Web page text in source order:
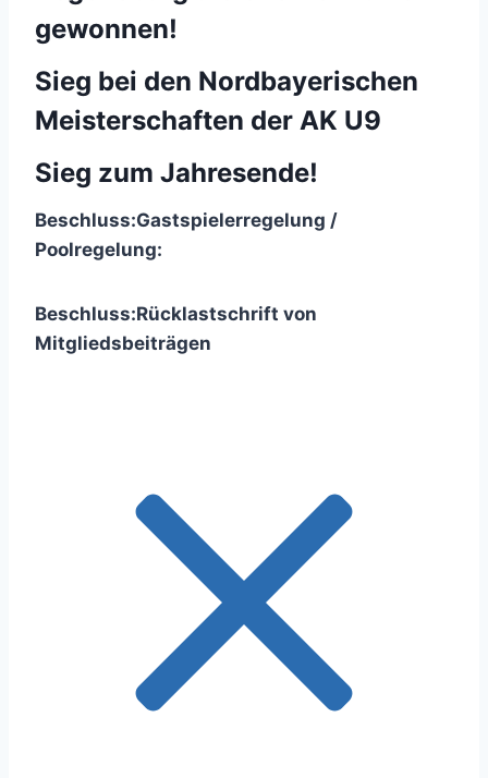
gewonnen!
Sieg bei den Nordbayerischen
Meisterschaften der AK U9
Sieg zum Jahresende!
Beschluss:Gastspielerregelung /
Poolregelung:
Beschluss:Rücklastschrift von
Mitgliedsbeiträgen